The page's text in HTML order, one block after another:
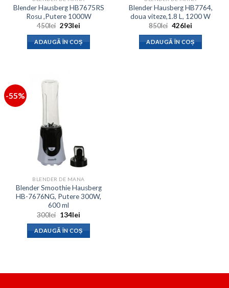
Blender Hausberg HB7675RS
Rosu ,Putere 1000W
450lei Prețul
a
fost:
450lei.
293leiPrețul
este:
293lei.
ADAUGĂ ÎN COȘ
Blender Hausberg HB7764,
doua viteze,1.8 L, 1200 W
850lei Prețul
a
fost:
850lei.
426leiPrețul
este:
426lei.
ADAUGĂ ÎN COȘ
-55%
BLENDER DE MANA
Blender Smoothie Hausberg
HB-7676NG, Putere 300W,
600 ml
300lei Prețul
a
fost:
300lei.
134leiPrețul
este:
134lei.
ADAUGĂ ÎN COȘ